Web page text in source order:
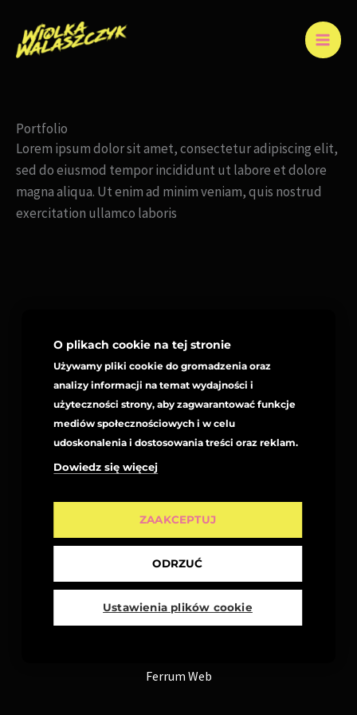
treści
Portfolio
Lorem ipsum dolor sit amet, consectetur adipiscing elit,
sed do eiusmod tempor incididunt ut labore et dolore
magna aliqua. Ut enim ad minim veniam, quis nostrud
exercitation ullamco laboris
Instagram YouTube
Polityka Prywatności
Ferrum Web
O plikach cookie na tej stronie
Używamy pliki cookie do gromadzenia oraz
analizy informacji na temat wydajności i
użyteczności strony, aby zagwarantować funkcje
mediów społecznościowych i w celu
udoskonalenia i dostosowania treści oraz reklam.
Dowiedz się więcej
ZAAKCEPTUJ
ODRZUĆ
Ustawienia plików cookie